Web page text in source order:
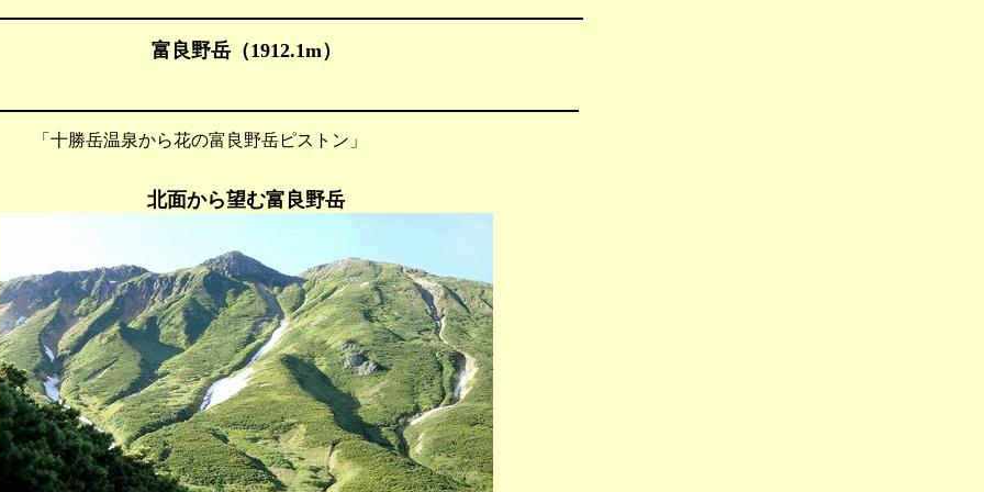
富良野岳（1912.1m）
十勝岳温泉から花の富良野岳ピストン」
北面から望む富良野岳